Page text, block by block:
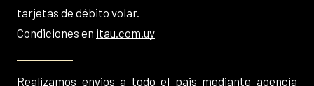
tarjetas de débito volar.
Condiciones en itau.com.uy
Realizamos envios a todo el pais mediante agencia